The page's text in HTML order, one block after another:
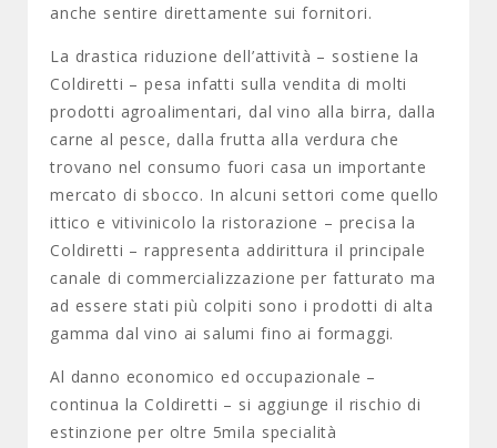
anche sentire direttamente sui fornitori.
La drastica riduzione dell’attività – sostiene la
Coldiretti – pesa infatti sulla vendita di molti
prodotti agroalimentari, dal vino alla birra, dalla
carne al pesce, dalla frutta alla verdura che
trovano nel consumo fuori casa un importante
mercato di sbocco. In alcuni settori come quello
ittico e vitivinicolo la ristorazione – precisa la
Coldiretti – rappresenta addirittura il principale
canale di commercializzazione per fatturato ma
ad essere stati più colpiti sono i prodotti di alta
gamma dal vino ai salumi fino ai formaggi.
Al danno economico ed occupazionale –
continua la Coldiretti – si aggiunge il rischio di
estinzione per oltre 5mila specialità